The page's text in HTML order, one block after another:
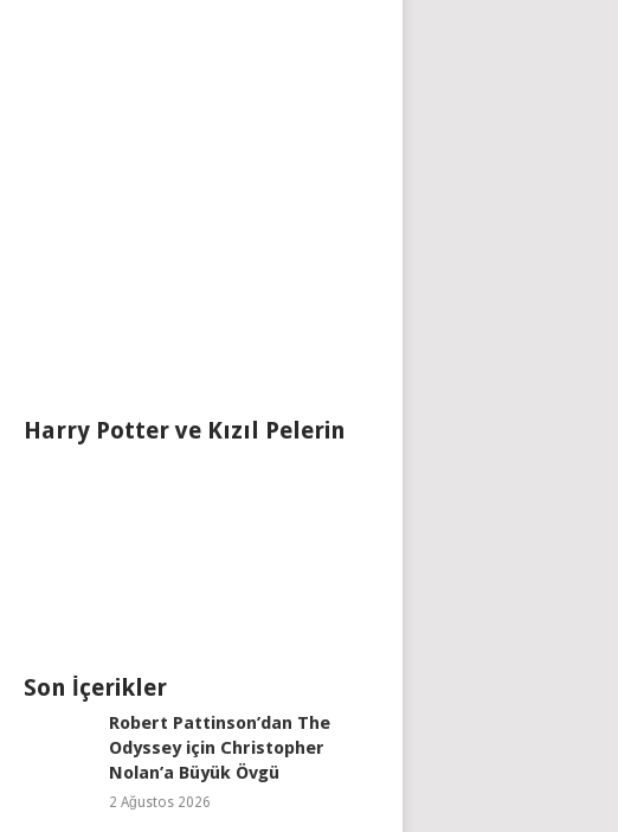
Harry Potter ve Kızıl Pelerin
Son İçerikler
Robert Pattinson’dan The
Odyssey için Christopher
Nolan’a Büyük Övgü
2 Ağustos 2026